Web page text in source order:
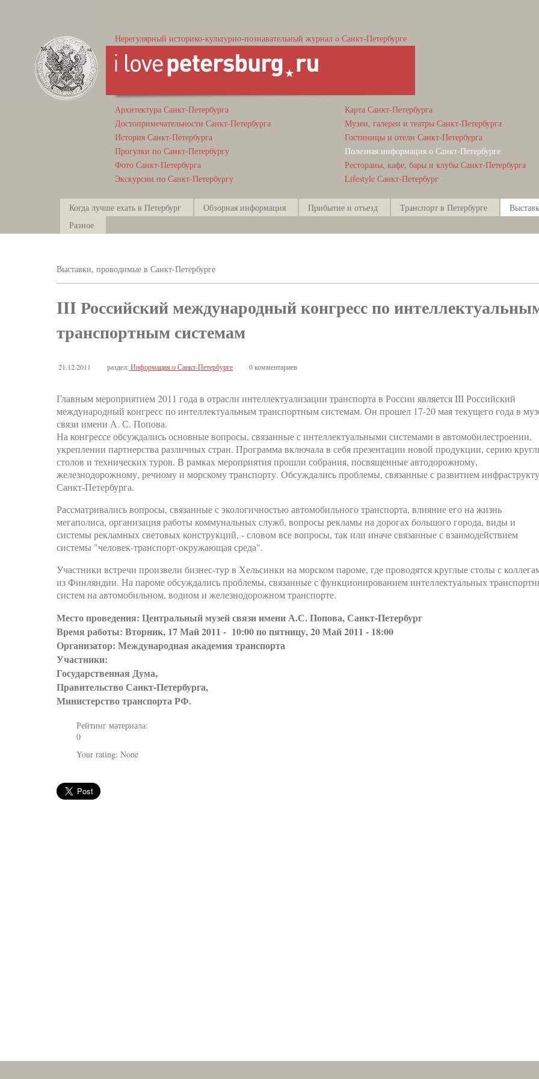
Нерегулярный историко-культурно-познавательный журнал о Санкт-Петербурге
Архитектура Санкт-Петербурга
Достопримечательности Санкт-Петербурга
История Санкт-Петербурга
Прогулки по Санкт-Петербургу
Фото Санкт-Петербурга
Экскурсии по Санкт-Петербургу
Карта Санкт-Петербурга
Музеи, галереи и театры Санкт-Петербурга
Гостиницы и отели Санкт-Петербурга
Полезная информация о Санкт-Петербурге
Рестораны, кафе, бары и клубы Санкт-Петербурга
Lifestyle Санкт-Петербург
Когда лучше ехать в Петербург Обзорная информация Прибытие и отъезд Транспорт в Петербурге
Разное
Выставки, проводимые в Санкт-Петербурге
III Российский международный конгресс по
транспортным системам
21.12.2011 раздел:Информация о Санкт-Петербурге 0комментариев
Главным мероприятием 2011 года в отрасли интеллектуализации транспорта в России является III Российский
международный конгресс по интеллектуальным транспортным системам. Он прошел 17-20 мая текущего года в
связи имени А. С. Попова.
На конгрессе обсуждались основные вопросы, связанные с интеллектуальными системами в автомобилестроении,
укреплении партнерства различных стран. Программа включала в себя презентации новой продукции, серию
столов и технических туров. В рамках мероприятия прошли собрания, посвященные автодорожному,
железнодорожному, речному и морскому транспорту. Обсуждались проблемы, связанные с развитием
Санкт-Петербурга.
Рассматривались вопросы, связанные с экологичностью автомобильного транспорта, влияние его на жизнь
мегаполиса, организация работы коммунальных служб, вопросы рекламы на дорогах большого города, виды и
системы рекламных световых конструкций, - словом все вопросы, так или иначе связанные с взаимодействием
системы "человек-транспорт-окружающая среда".
Участники встречи произвели бизнес-тур в Хельсинки на морском пароме, где проводятся круглые столы с
из Финляндии. На пароме обсуждались проблемы, связанные с функционированием интеллектуальных
систем на автомобильном, водном и железнодорожном транспорте.
Место проведения: Центральный музей связи имени А.С. Попова, Санкт-Петербург
Время работы: Вторник, 17 Май 2011 - 10:00 по пятницу, 20 Май 2011 - 18:00
Организатор: Международная академия транспорта
Участники:
Государственная Дума,
Правительство Санкт-Петербурга,
Министерство транспорта РФ.
Рейтинг материала:
0
Your rating: None